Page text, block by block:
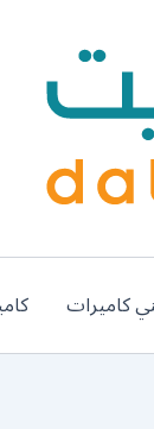
كاميرات